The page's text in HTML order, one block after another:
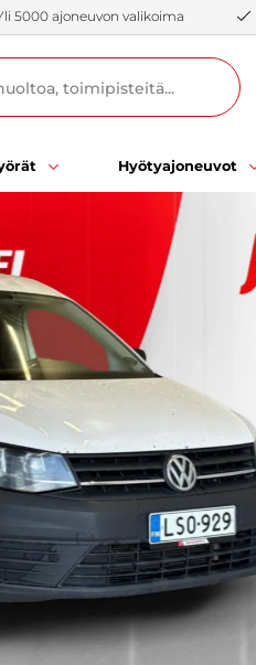
5000 ajoneuvon valikoima
Hyötyajoneuvot